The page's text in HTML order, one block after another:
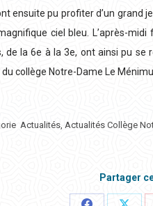
ensuite pu profiter d’un
ciel bleu. L’après-
de la 6e à la 3e, ont ainsi pu
collège Notre-Dame Le
Actualités, Actualités Collège
Partager